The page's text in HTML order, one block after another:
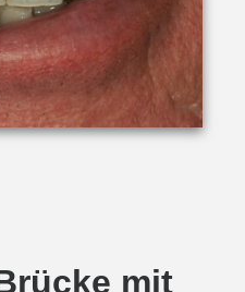
mit